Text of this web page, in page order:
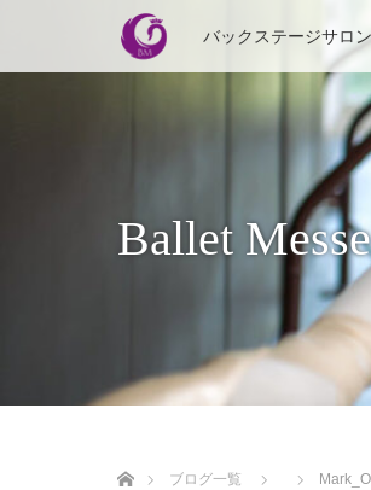
バックステージサロン
Ballet
ブログ一覧